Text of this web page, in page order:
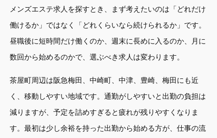
メンズエステ求人を探すとき、まず考えたいのは「どれだけ
働けるか」ではなく「どれくらいなら続けられるか」です。
昼職後に短時間だけ働くのか、週末に長めに入るのか、月に
数回から始めるのかで、選ぶべき求人は変わります。
茶屋町周辺は阪急梅田、中崎町、中津、豊崎、梅田にも近
く、移動しやすい地域です。通勤がしやすいと出勤の負担は
減りますが、予定を詰めすぎると疲れが残りやすくなりま
す。最初は少し余裕を持った出勤から始める方が、仕事の流